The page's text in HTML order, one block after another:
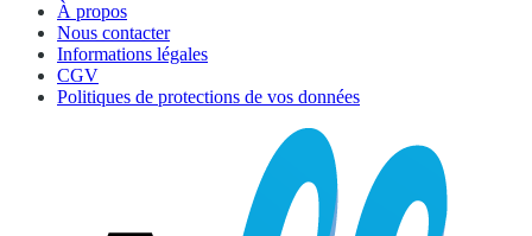
À propos
Nous contacter
Informations légales
CGV
Politiques de protections de vos données